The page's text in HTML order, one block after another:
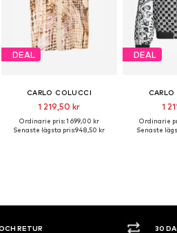
DEAL
CARLO COLUCCI
1 219,50 kr
Ordinarie pris: 1 699,00 kr
Senaste lägsta pris:948,50 kr
DEAL
1
Ordinarie
Senaste
ÖPPET KÖP